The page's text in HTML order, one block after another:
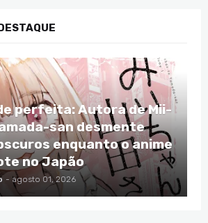
perfeita: Autora de Mii-
san desmente
enquanto o anime
no Japão
- agosto 01, 2026